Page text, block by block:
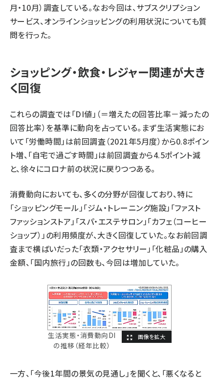
月・10月）調査している。なお今回は、サブスクリプション
サービス、オンラインショッピングの利用状況についても質
問を行った。
ショッピング・飲食・レジャー関連が大き
く回復
これらの調査では「DI値」（＝増えたの回答比率－減ったの
回答比率）を基準に動向を占っている。まず生活実態にお
いて「労働時間」は前回調査（2021年5月度）から0.8ポイン
ト増、「自宅で過ごす時間」は前回調査から4.5ポイント減
と、徐々にコロナ前の状況に戻りつつある。
消費動向においても、多くの分野が回復しており、特に
「ショッピングモール」「ジム・トレーニング施設」「ファスト
ファッションストア」「スパ・エステサロン」「カフェ（コーヒー
ショップ）」の利用頻度が、大きく回復していた。なお前回調
査まで横ばいだった「衣類・アクセサリー」「化粧品」の購入
金額、「国内旅行」の回数も、今回は増加していた。
生活実態・消費動向DI
の推移（経年比較）
一方、「今後1年間の景気の見通し」を聞くと、「悪くなると